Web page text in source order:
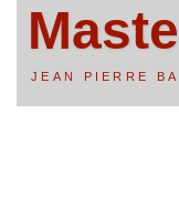
JEAN PIERRE